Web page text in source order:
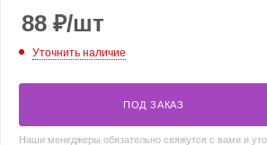
88 ₽/шт
Уточнить наличие
ПОД ЗАКАЗ
Наши менеджеры обязательно свяжутся с вами и